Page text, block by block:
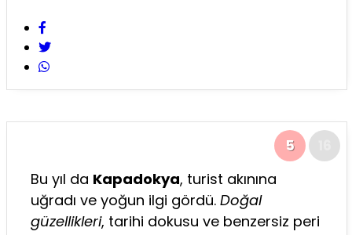
5
Bu yıl da Kapadokya, turist akınına
uğradı ve yoğun ilgi gördü. Doğal
güzellikleri, tarihi dokusu ve benzersiz peri